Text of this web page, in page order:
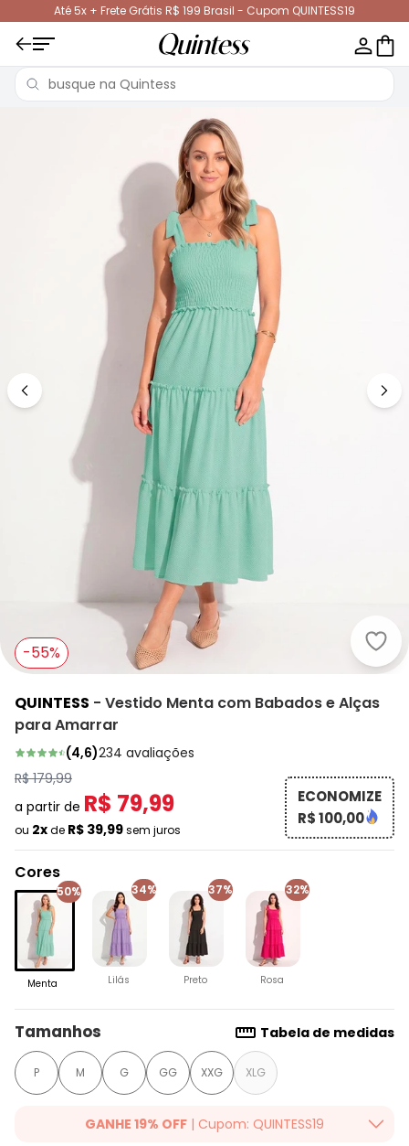
Até 5x + Frete Grátis R$ 199 Brasil - Cupom QUINTESS19
-55%
QUINTESS - Vestido Menta com Babados e Alças
para Amarrar
(4,6)234 avaliações
R$ 179,99
a partir de R$ 79,99
ou 2xde R$ 39,99sem juros
ECONOMIZE
R$ 100,00
Cores
50%
Menta
34%
Lilás
37%
Preto
32%
Rosa
Tamanhos Tabela de medidas
P M G GG XXG XLG
GANHE 19% OFF | Cupom: QUINTESS19